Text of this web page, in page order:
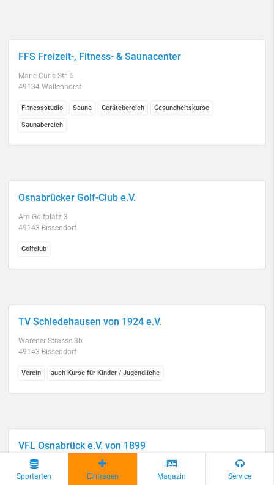
FFS Freizeit-, Fitness- & Saunacenter
Marie-Curie-Str. 5
49134 Wallenhorst
Fitnessstudio Sauna Gerätebereich Gesundheitskurse
Saunabereich
Osnabrücker Golf-Club e.V.
Am Golfplatz 3
49143 Bissendorf
Golfclub
TV Schledehausen von 1924 e.V.
Warener Strasse 3b
49143 Bissendorf
Verein auch Kurse für Kinder / Jugendliche
VFL Osnabrück e.V. von 1899
Scharnhorststr. 50
49084 Osnabrück
Sportarten Eintragen Magazin Service